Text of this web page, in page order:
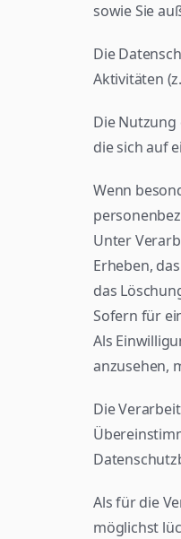
sowie Sie
Die
Aktivitäten
Die
die sich auf
Wenn
Unter
Erheben,
das
Sofern für
Als
anzusehen,
Die
Als für die
möglichst